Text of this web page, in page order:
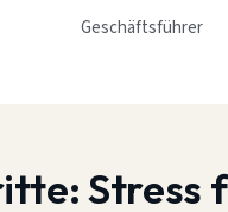
Geschäftsführer
Stress